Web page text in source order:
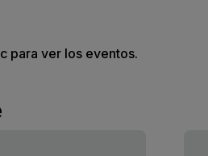
para ver los eventos.